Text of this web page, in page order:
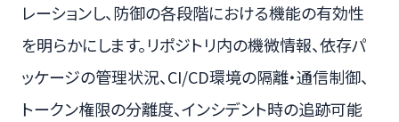
レーションし、防御の各段階における機能の有効性
を明らかにします。リポジトリ内の機微情報、依存パ
ッケージの管理状況、CI/CD環境の隔離・通信制御、
トークン権限の分離度、インシデント時の追跡可能